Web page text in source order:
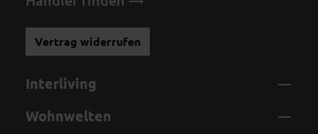
Vertrag widerrufen
Interliving
Wohnwelten